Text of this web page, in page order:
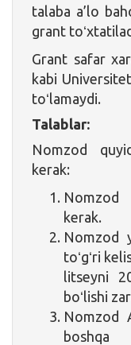
talaba a’lo
grant
Grant safar
kabi
toʻlamaydi.
Talablar:
Nomzod
kerak:
Nomzod
kerak.
Nomzod
toʻgʻri
litseyni
boʻlishi
Nomzod
boshqa